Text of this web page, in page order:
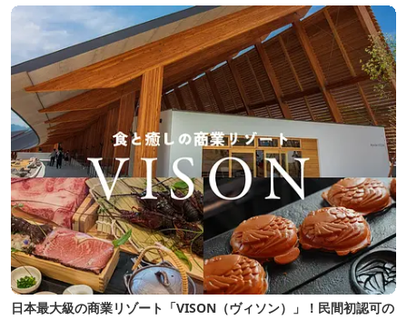
日本最大級の商業リゾート「VISON（ヴィソン）」！民間初認可の